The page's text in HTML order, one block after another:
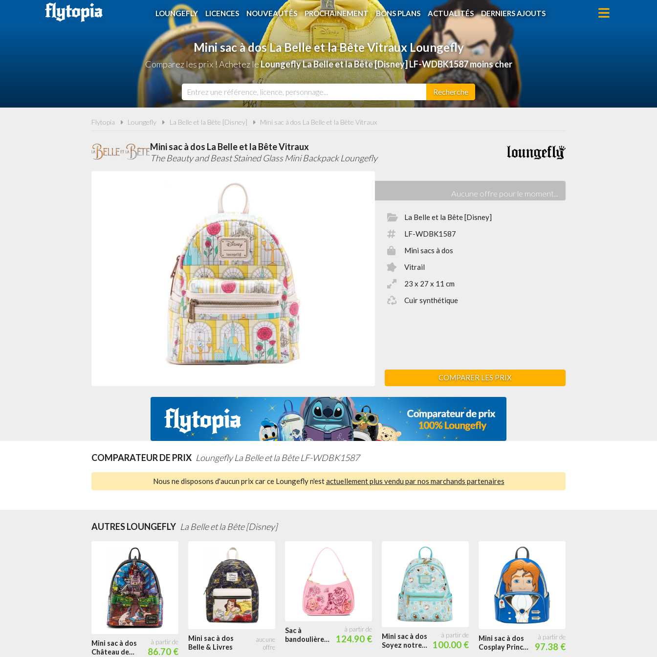
LOUNGEFLY LICENCES NOUVEAUTÉS PROCHAINEMENT BONS PLANS ACTUALITÉS DERNIERS AJOUTS
Mini sac à dos La Belle et la Bête Vitraux Loungefly
Comparez les prix ! Achetez leLoungefly La Belle et la Bête [Disney] LF-WDBK1587 moins cher
Recherche
Flytopia Loungefly La Belle et la Bête [Disney] Mini sac à dos La Belle et la Bête Vitraux
Mini sac à dos La Belle et la Bête Vitraux
The Beauty and Beast Stained Glass Mini Backpack Loungefly
La Belle et la Bête [Disney]
LF-WDBK1587
Mini sacs à dos
Vitrail
23 x 27 x 11 cm
Cuir synthétique
COMPARER LES PRIX
COMPARATEUR DE PRIX Loungefly La Belle et la Bête LF-WDBK1587
Nous ne disposons d'aucun prix car ce Loungefly n'estactuellement plus vendu par nos marchands partenaires
AUTRES LOUNGEFLY La Belle et la Bête [Disney]
Mini sac à dos
Château de
86.70 €
Mini sac à dos
Belle & Livres
Sac à
bandoulière
124.90 €
Mini sac à dos
Soyez notre
100.00 €
Mini sac à dos
Cosplay Prince
97.38 €